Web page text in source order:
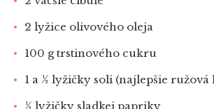
2 lyžice olivového oleja
100 g trstinového cukru
1 a 1⁄2 lyžičky soli (najlepšie
1⁄2 lyžičky sladkej papriky